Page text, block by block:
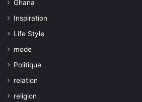
Ghana
Inspiration
Life Style
mode
Politique
relation
religion